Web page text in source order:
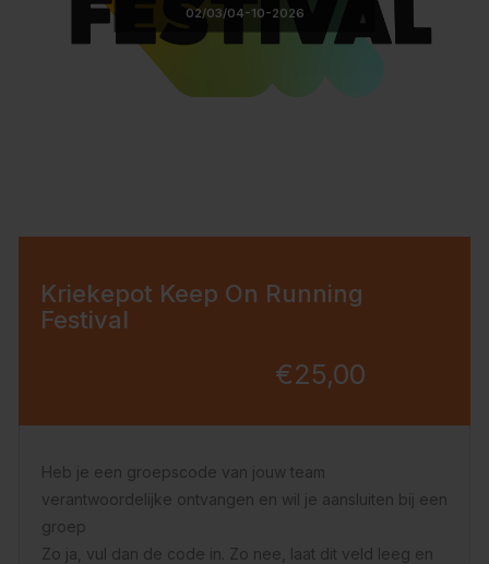
02/03/04-10-2026
Kriekepot Keep On Running
Festival
€25,00
Heb je een groepscode van jouw team
verantwoordelijke ontvangen en wil je aansluiten bij een
groep
Zo ja, vul dan de code in. Zo nee, laat dit veld leeg en